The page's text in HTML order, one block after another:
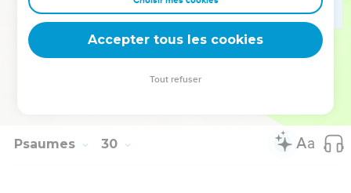
La voix de l’Eternel fait mettre bas les biches, elle dénude
les forêts. Dans son palais, tout s’écrie : « Gloire ! »
L’Eternel était sur son trône lors du déluge, l’Eternel règne
Psaumes 30
Accepter tous les cookies
Tout refuser